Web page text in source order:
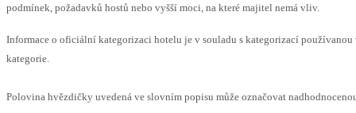
podmínek, požadavků hostů nebo vyšší moci, na které majitel nemá vliv.
Informace o oficiální kategorizaci hotelu je v souladu s kategorizací
kategorie.
Polovina hvězdičky uvedená ve slovním popisu může označovat